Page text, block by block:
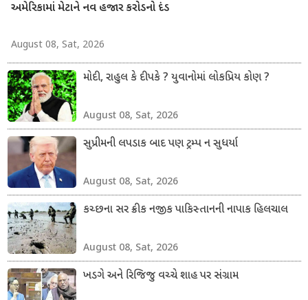
અમેરિકામાં મેટાને નવ હજાર કરોડનો દંડ
August 08, Sat, 2026
મોદી, રાહુલ કે દીપકે ? યુવાનોમાં લોકપ્રિય કોણ ?
August 08, Sat, 2026
સુપ્રીમની લપડાક બાદ પણ ટ્રમ્પ ન સુધર્યા
August 08, Sat, 2026
કચ્છના સર ક્રીક નજીક પાકિસ્તાનની નાપાક હિલચાલ
August 08, Sat, 2026
ખડગે અને રિજિજુ વચ્ચે શાહ પર સંગ્રામ